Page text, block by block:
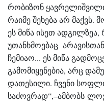
რობიზონ
რაიმე შეხება არ მაქვს.
ეს მიწა ისეთ
უთანხმოებაც
ჩემიაო... ეს მიწა
გამომიყენებია, არც
დათესილი. ჩვენი
საძოვრად“,–ამბობს